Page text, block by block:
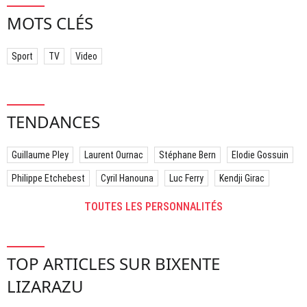
MOTS CLÉS
Sport TV Video
TENDANCES
Guillaume Pley Laurent Ournac Stéphane Bern Elodie Gossuin
Philippe Etchebest Cyril Hanouna Luc Ferry Kendji Girac
TOUTES LES PERSONNALITÉS
TOP ARTICLES SUR BIXENTE
LIZARAZU